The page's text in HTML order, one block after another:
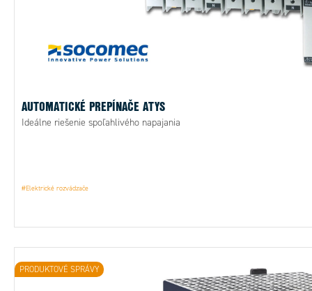
AUTOMATICKÉ PREPÍNAČE ATYS
Ideálne riešenie spoľahlivého napajania
#Elektrické rozvádzače
PRODUKTOVÉ SPRÁVY